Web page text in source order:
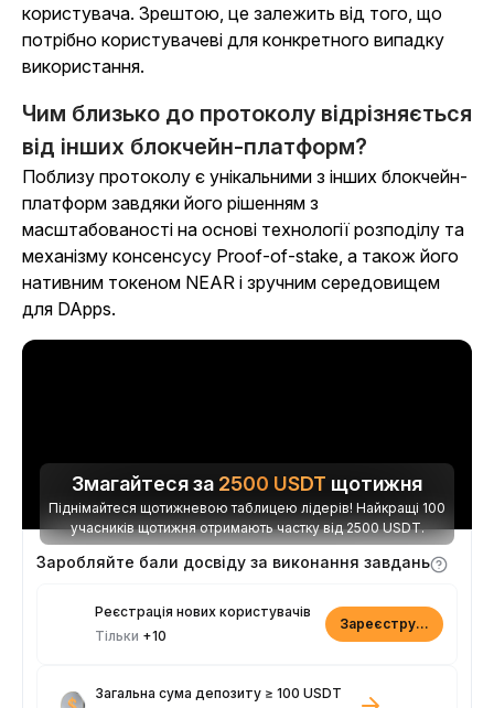
користувача. Зрештою, це залежить від того, що
потрібно користувачеві для конкретного випадку
використання.
Чим близько до протоколу відрізняється
від інших блокчейн-платформ?
Поблизу протоколу є унікальними з інших блокчейн-
платформ завдяки його рішенням з
масштабованості на основі технології розподілу та
механізму консенсусу Proof-of-stake, а також його
нативним токеном NEAR і зручним середовищем
для DApps.
Змагайтеся за 2500 USDT щотижня
Піднімайтеся щотижневою таблицею лідерів! Найкращі 100
учасників щотижня отримають частку від 2500 USDT.
Заробляйте бали досвіду за виконання завдань
Реєстрація нових користувачів
Тільки +10
Зареєструватися
Загальна сума депозиту ≥ 100 USDT